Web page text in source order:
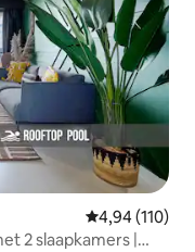
Gemiddelde
4,94 (110)
2 slaapkamers |